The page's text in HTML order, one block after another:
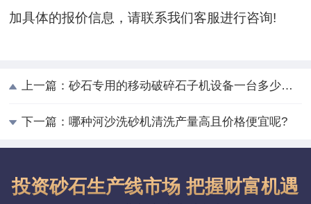
加具体的报价信息，请联系我们客服进行咨询!
上一篇： 砂石专用的移动破碎石子机设备一台多少钱？
下一篇：哪种河沙洗砂机清洗产量高且价格便宜呢?
投资砂石生产线市场 把握财富机遇